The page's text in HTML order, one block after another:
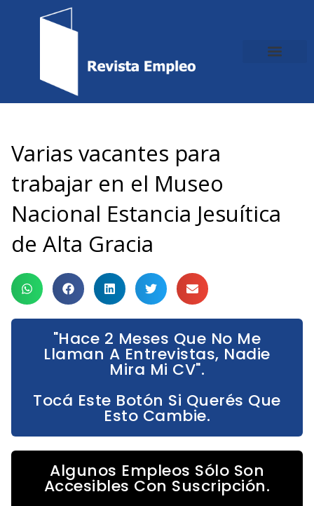
Varias vacantes para
trabajar en el Museo
Nacional Estancia Jesuítica
de Alta Gracia
"Hace 2 Meses Que No Me
Llaman A Entrevistas, Nadie
Mira Mi CV".
Tocá Este Botón Si Querés Que
Esto Cambie.
Algunos Empleos Sólo Son
Accesibles Con Suscripción.